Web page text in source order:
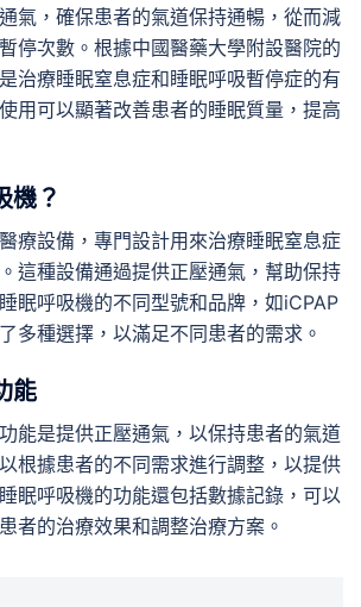
氣，確保患者的氣道保持通暢，從而減
停次數。根據中國醫藥大學附設醫院的
治療睡眠窒息症和睡眠呼吸暫停症的有
用可以顯著改善患者的睡眠質量，提高
機？
療設備，專門設計用來治療睡眠窒息症
這種設備通過提供正壓通氣，幫助保持
眠呼吸機的不同型號和品牌，如iCPAP
多種選擇，以滿足不同患者的需求。
能
能是提供正壓通氣，以保持患者的氣道
根據患者的不同需求進行調整，以提供
眠呼吸機的功能還包括數據記錄，可以
者的治療效果和調整治療方案。